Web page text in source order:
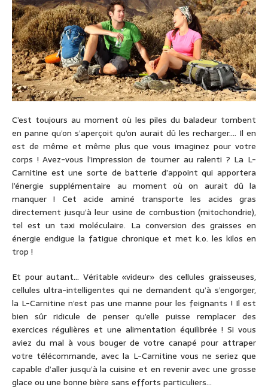
C’est toujours au moment où les piles du baladeur tombent
en panne qu’on s’aperçoit qu’on aurait dû les recharger…. Il en
est de même et même plus que vous imaginez pour votre
corps ! Avez-vous l’impression de tourner au ralenti ? La L-
Carnitine est une sorte de batterie d’appoint qui apportera
l’énergie supplémentaire au moment où on aurait dû la
manquer ! Cet acide aminé transporte les acides gras
directement jusqu’à leur usine de combustion (mitochondrie),
tel est un taxi moléculaire. La conversion des graisses en
énergie endigue la fatigue chronique et met k.o. les kilos en
trop !
Et pour autant… Véritable «videur» des cellules graisseuses,
cellules ultra-intelligentes qui ne demandent qu’à s’engorger,
la L-Carnitine n’est pas une manne pour les feignants ! Il est
bien sûr ridicule de penser qu’elle puisse remplacer des
exercices régulières et une alimentation équilibrée ! Si vous
aviez du mal à vous bouger de votre canapé pour attraper
votre télécommande, avec la L-Carnitine vous ne seriez que
capable d’aller jusqu’à la cuisine et en revenir avec une grosse
glace ou une bonne bière sans efforts particuliers…